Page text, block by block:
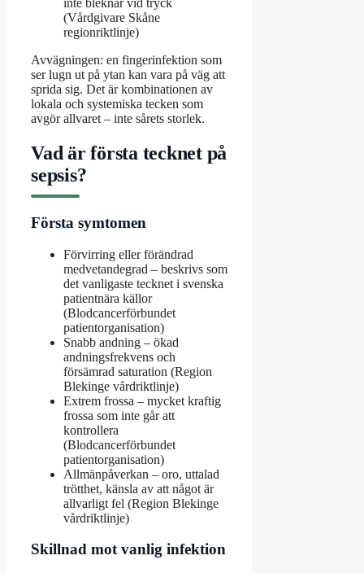
inte bleknar vid tryck
(Vårdgivare Skåne
regionriktlinje)
Avvägningen: en fingerinfektion som
ser lugn ut på ytan kan vara på väg att
sprida sig. Det är kombinationen av
lokala och systemiska tecken som
avgör allvaret – inte sårets storlek.
Vad är första tecknet på
sepsis?
Första symtomen
Förvirring eller förändrad
medvetandegrad – beskrivs som
det vanligaste tecknet i svenska
patientnära källor
(Blodcancerförbundet
patientorganisation)
Snabb andning – ökad
andningsfrekvens och
försämrad saturation (Region
Blekinge vårdriktlinje)
Extrem frossa – mycket kraftig
frossa som inte går att
kontrollera
(Blodcancerförbundet
patientorganisation)
Allmänpåverkan – oro, uttalad
trötthet, känsla av att något är
allvarligt fel (Region Blekinge
vårdriktlinje)
Skillnad mot vanlig infektion